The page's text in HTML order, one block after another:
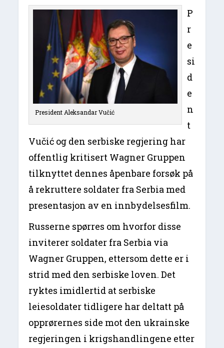
President Aleksandar Vučić
P
r
e
si
d
e
n
t
Vučić og den serbiske regjering har
offentlig kritisert Wagner Gruppen
tilknyttet dennes åpenbare forsøk på
å rekruttere soldater fra Serbia med
presentasjon av en innbydelsesfilm.
Russerne spørres om hvorfor disse
inviterer soldater fra Serbia via
Wagner Gruppen, ettersom dette er i
strid med den serbiske loven. Det
ryktes imidlertid at serbiske
leiesoldater tidligere har deltatt på
opprørernes side mot den ukrainske
regjeringen i krigshandlingene etter